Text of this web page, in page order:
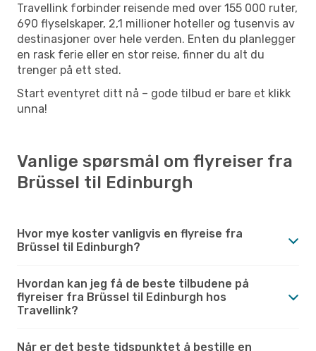
Travellink forbinder reisende med over 155 000 ruter,
690 flyselskaper, 2,1 millioner hoteller og tusenvis av
destinasjoner over hele verden. Enten du planlegger
en rask ferie eller en stor reise, finner du alt du
trenger på ett sted.
Start eventyret ditt nå – gode tilbud er bare et klikk
unna!
Vanlige spørsmål om flyreiser fra
Brüssel til Edinburgh
Hvor mye koster vanligvis en flyreise fra
Brüssel til Edinburgh?
Hvordan kan jeg få de beste tilbudene på
flyreiser fra Brüssel til Edinburgh hos
Travellink?
Når er det beste tidspunktet å bestille en